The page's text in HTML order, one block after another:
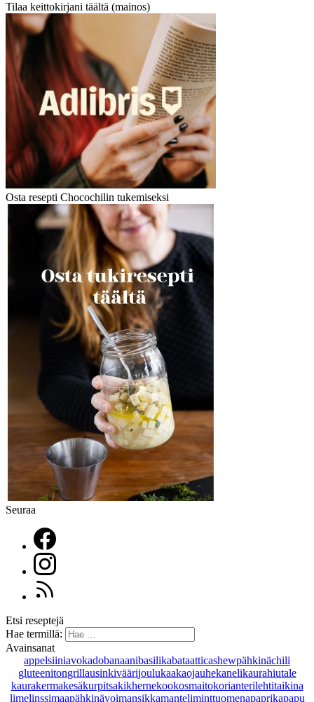
Tilaa keittokirjani täältä (mainos)
Osta resepti Chocochilin tukemiseksi
Seuraa
Etsi reseptejä
Hae termillä:
Avainsanat
appelsiiniavokadobanaanibasilikabataatticashewpähkinächili
gluteenitongrillausinkiväärijoulukaakaojauhekanelikaurahiutale
kaurakermakesäkurpitsakikhernekookosmaitokorianterilehtitaikina
limelinssimaapähkinävoimansikkamanteliminttuomenapaprikapapu